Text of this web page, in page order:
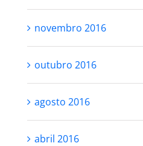
novembro 2016
outubro 2016
agosto 2016
abril 2016